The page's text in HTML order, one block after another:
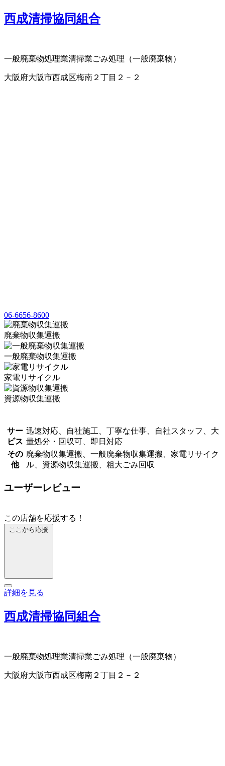
西成清掃協同組合
一般廃棄物処理業清掃業ごみ処理（一般廃棄物）
大阪府大阪市西成区梅南２丁目２－２
06-6656-8600
廃棄物収集運搬
一般廃棄物収集運搬
家電リサイクル
資源物収集運搬
サー
ビス
迅速対応、自社施工、丁寧な仕事、自社スタッフ、大
量処分・回収可、即日対応
その
他
廃棄物収集運搬、一般廃棄物収集運搬、家電リサイク
ル、資源物収集運搬、粗大ごみ回収
ユーザーレビュー
この店舗を応援する！
ここから応援
詳細を見る
西成清掃協同組合
一般廃棄物処理業清掃業ごみ処理（一般廃棄物）
大阪府大阪市西成区梅南２丁目２－２